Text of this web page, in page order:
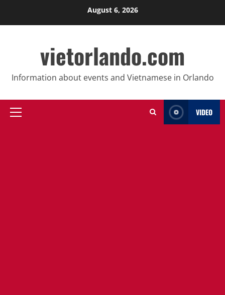
August 6, 2026
vietorlando.com
Information about events and Vietnamese in Orlando
Primary
VIDEO